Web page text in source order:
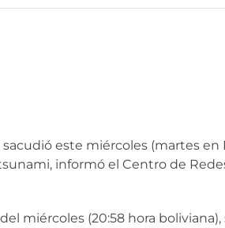
este miércoles (martes en
informó el Centro de
miércoles (20:58 hora